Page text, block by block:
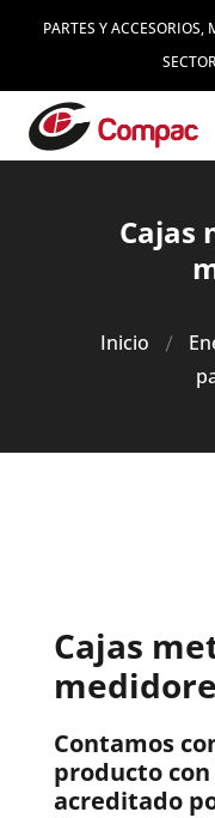
PARTES Y ACCESORIOS,
Cajas
Inicio
Cajas
Contamos
producto con
acreditado